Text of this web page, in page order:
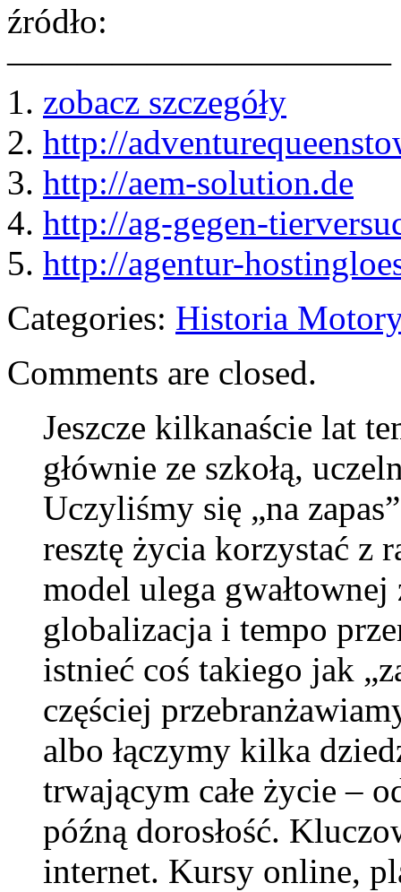
źródło:
———————————
1. zobacz szczegóły
2. http://
3. http://aem-solution.de
4. http://ag-gegen-
5. http://agentur-
Categories: Historia
Comments are closed.
Jeszcze kilkanaście lat
głównie ze szkołą,
Uczyliśmy się „na
resztę życia korzystać z
model ulega
globalizacja i tempo
istnieć coś takiego jak
częściej
albo łączymy kilka
trwającym całe życie –
późną dorosłość.
internet. Kursy online,